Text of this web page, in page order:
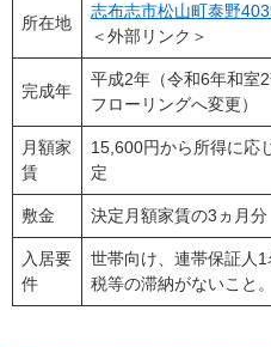
所在地
志布志市松山町泰野
＜外部リンク＞
完成年
平成2年（令和6年和室
フローリングへ変更）
月額家
賃
15,600円から所得に応
定
敷金 決定月額家賃の3ヵ月分
入居要
件
世帯向け、連帯保証人
税等の滞納がないこと。